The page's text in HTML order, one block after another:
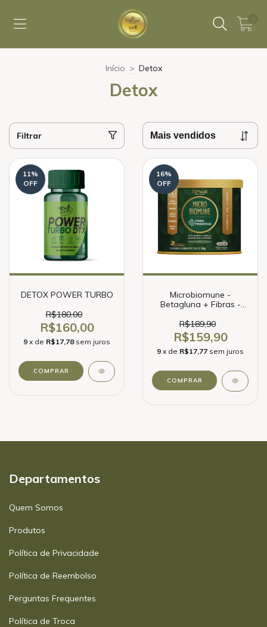
Início > Detox
Detox
Filtrar
11%
OFF
DETOX POWER TURBO
R$180,00
R$160,00
9 x de R$17,78 sem juros
16%
OFF
Microbiomune -
Betagluna + Fibras -
R$189,90
R$159,90
9 x de R$17,77 sem juros
COMPRAR
Departamentos
Quem Somos
Produtos
Política de Privacidade
Política de Reembolso
Perguntas Frequentes
Política de Troca